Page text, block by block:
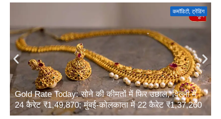
Gold Rate Today: सोने की कीमतों में फिर उछाल, दिल्ली में
24 कैरेट ₹1,49,870; मुंबई-कोलकाता में 22 कैरेट ₹1,37,260